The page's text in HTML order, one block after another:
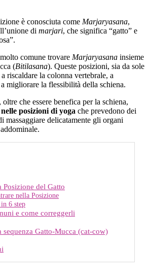
è conosciuta come Marjaryasana,
di marjari, che significa “gatto” e
comune trovare Marjaryasana insieme
(Bitilasana). Queste posizioni, sia da sole
riscaldare la colonna vertebrale, a
a migliorare la flessibilità della schiena.
che essere benefica per la schiena,
posizioni di yoga che prevedono dei
massaggiare delicatamente gli organi
Posizione del Gatto
nella Posizione
6 step
e come correggerli
sequenza Gatto-Mucca (cat-cow)